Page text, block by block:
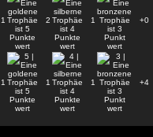
1 2 1 +0
1 1 1 +4